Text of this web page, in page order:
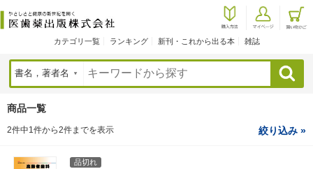
カテゴリ一覧 ランキング 新刊・これから出る本 雑誌
検索
商品一覧
2件中1件から2件までを表示 絞り込み »
品切れ